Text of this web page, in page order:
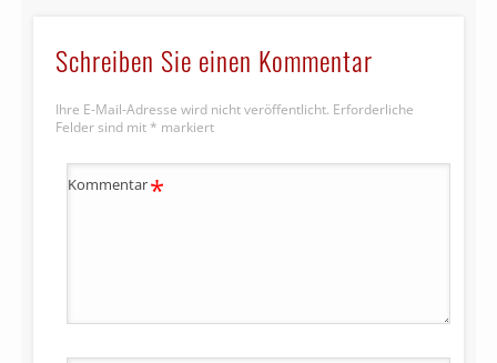
Schreiben Sie einen Kommentar
Ihre E-Mail-Adresse wird nicht veröffentlicht. Erforderliche
Felder sind mit * markiert
Kommentar*